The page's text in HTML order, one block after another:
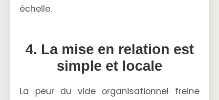
échelle.
4. La mise en relation est
simple et locale
La peur du vide organisationnel freine